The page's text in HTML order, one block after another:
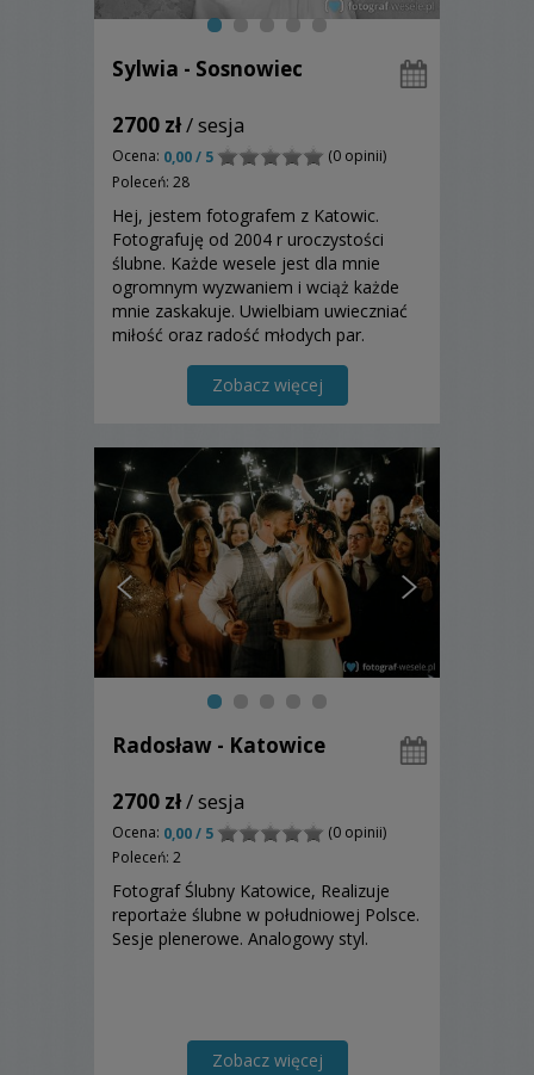
Sylwia - Sosnowiec
2700 zł/ sesja
Ocena: 0,00 / 5
(0 opinii)
Poleceń: 28
Hej, jestem fotografem z Katowic.
Fotografuję od 2004 r uroczystości
ślubne. Każde wesele jest dla mnie
ogromnym wyzwaniem i wciąż każde
mnie zaskakuje. Uwielbiam uwieczniać
miłość oraz radość młodych par.
rodziny. Zapraszam do współpracy.
Zobacz więcej
Radosław - Katowice
2700 zł/ sesja
Ocena: 0,00 / 5
(0 opinii)
Poleceń: 2
Fotograf Ślubny Katowice, Realizuje
reportaże ślubne w południowej Polsce.
Sesje plenerowe. Analogowy styl.
Zobacz więcej